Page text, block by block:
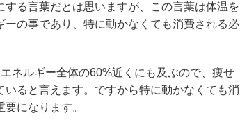
る言葉だとは思いますが、この言葉は体温を
の事であり、特に動かなくても消費される必
ネルギー全体の60%近くにも及ぶので、痩せ
ると言えます。ですから特に動かなくても消
になります。